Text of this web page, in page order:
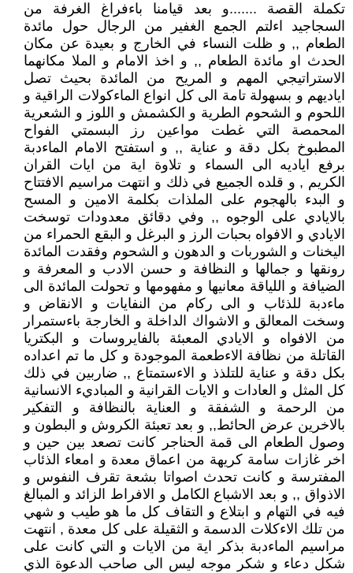
تكملة القصة .......و بعد قيامنا باءفراغ الغرفة من
السجاجيد اءلتم الجمع الغفير من الرجال حول مائدة
الطعام ,, و ظلت النساء في الخارج و بعيدة عن مكان
الحدث او مائدة الطعام ,, و اخذ الامام و الملا مكانهما
الاستراتيجي المهم و المريح من المائدة بحيث تصل
اياديهم و بسهولة تامة الى كل انواع الماءكولات الراقية و
اللحوم و الشحوم الطرية و الكشمش و اللوز و الشعرية
المحمصة التي غطت مواعين رز البسمتي الفواح
المطبوخ بكل دقة و عناية ,, و استفتح الامام الماءدبة
برفع اياديه الى السماء و تلاوة اية من ايات القران
الكريم , و قلده الجميع في ذلك و انتهت مراسيم الافتتاح
و البدء بالهجوم على الملذات بكلمة الامين و المسح
بالايادي على الوجوه ,, وفي دقائق معدودات توسخت
الايادي و الافواه بحبات الرز و البرغل و البقع الحمراء من
اليخنات و الشوربات و الدهون و الشحوم وفقدت المائدة
رونقها و جمالها و النظافة و حسن الادب و المعرفة و
الضيافة و اللياقة معانيها و مفهومها و تحولت المائدة الى
ماءدبة للذئاب و الى ركام من النفايات و الانقاض و
وسخت المعالق و الاشواك الداخلة و الخارجة باءستمرار
من الافواه و الايادي المعبئة بالفايروسات و البكتريا
القاتلة من نظافة الاءطعمة الموجودة و كل ما تم اعداده
بكل دقة و عناية للتلذذ و الاءستمتاع ,, ضاربين في ذلك
كل المثل و العادات و الايات القرانية و المباديء الانسانية
من الرحمة و الشفقة و العناية بالنظافة و التفكير
بالاخرين عرض الحائط,, و بعد تعبئة الكروش و البطون و
وصول الطعام الى قمة الحناجر كانت تصعد بين حين و
اخر غازات سامة كريهة من اعماق معدة و امعاء الذئاب
المفترسة و كانت تحدث اصواتا بشعة تقرف النفوس و
الاذواق ,, و بعد الاشباع الكامل و الافراط الزائد و المبالغ
فيه في التهام و ابتلاع و التقاف كل ما هو طيب و شهي
من تلك الاءكلات الدسمة و الثقيلة على كل معدة , انتهت
مراسيم الماءدبة بذكر اية من الايات و التي كانت على
شكل دعاء و شكر موجه ليس الى صاحب الدعوة الذي